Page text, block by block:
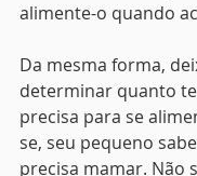
alimente-o quando
Da mesma forma,
determinar quanto
precisa para se
se, seu pequeno
precisa mamar. Não